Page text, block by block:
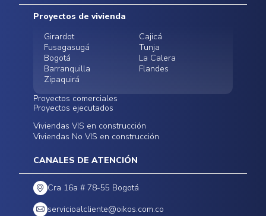
Postventas
Contratación Directa
Noticias
Proyectos de vivienda
Girardot
Cajicá
Fusagasugá
Tunja
Bogotá
La Calera
Barranquilla
Flandes
Zipaquirá
Proyectos comerciales
Funza
Infinitum Zentral
Bodegas - ALMAX
Centro Comercial
Proyectos ejecutados
Conoce nuestros
proyectos ejecutados
Viviendas VIS en construcción
Viviendas No VIS en construcción
CANALES DE ATENCIÓN
Cra 16a # 78-55 Bogotá
servicioalcliente@oikos.com.co